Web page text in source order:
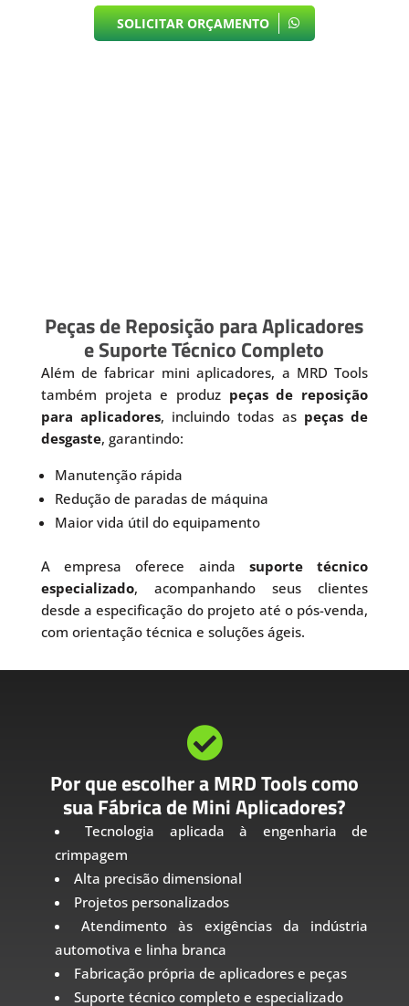
SOLICITAR ORÇAMENTO
Peças de Reposição para Aplicadores
e Suporte Técnico Completo
Além de fabricar mini aplicadores, a MRD Tools
também projeta e produz peças de reposição
para aplicadores, incluindo todas as peças de
desgaste, garantindo:
Manutenção rápida
Redução de paradas de máquina
Maior vida útil do equipamento
A empresa oferece ainda suporte técnico
especializado, acompanhando seus clientes
desde a especificação do projeto até o pós-venda,
com orientação técnica e soluções ágeis.

Por que escolher a MRD Tools como
sua Fábrica de Mini Aplicadores?
Tecnologia aplicada à engenharia de
crimpagem
Alta precisão dimensional
Projetos personalizados
Atendimento às exigências da indústria
automotiva e linha branca
Fabricação própria de aplicadores e peças
Suporte técnico completo e especializado